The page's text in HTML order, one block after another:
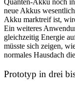
Quanten-Akku noch
neue Akkus
Akku marktreif ist,
Ein weiteres
gleichzeitig Energie
müsste sich zeigen,
normales Hausdach
Prototyp in drei